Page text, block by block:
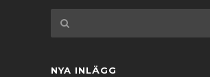
NYA INLÄGG